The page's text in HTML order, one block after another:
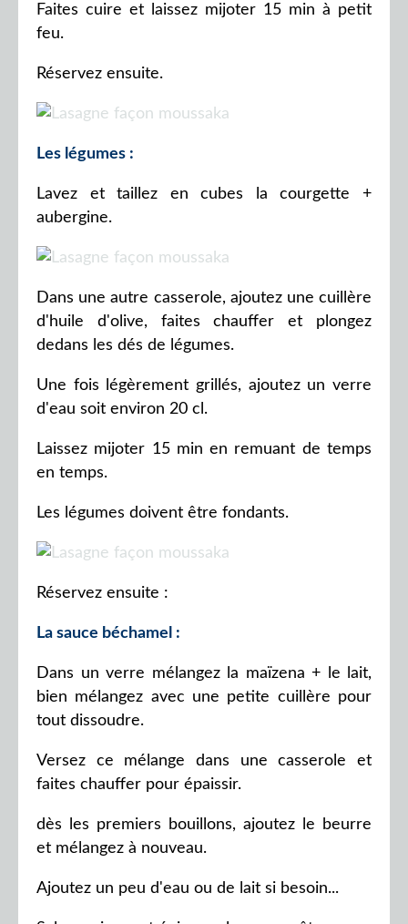
Faites cuire et laissez mijoter 15 min à petit
feu.
Réservez ensuite.
Les légumes :
Lavez et taillez en cubes la courgette +
aubergine.
Dans une autre casserole, ajoutez une cuillère
d'huile d'olive, faites chauffer et plongez
dedans les dés de légumes.
Une fois légèrement grillés, ajoutez un verre
d'eau soit environ 20 cl.
Laissez mijoter 15 min en remuant de temps
en temps.
Les légumes doivent être fondants.
Réservez ensuite :
La sauce béchamel :
Dans un verre mélangez la maïzena + le lait,
bien mélangez avec une petite cuillère pour
tout dissoudre.
Versez ce mélange dans une casserole et
faites chauffer pour épaissir.
dès les premiers bouillons, ajoutez le beurre
et mélangez à nouveau.
Ajoutez un peu d'eau ou de lait si besoin...